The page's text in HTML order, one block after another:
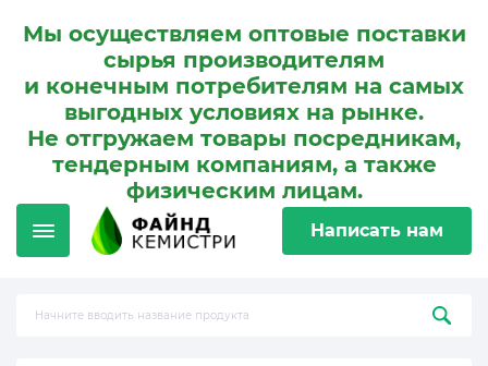
Мы осуществляем оптовые поставки
сырья производителям
и конечным потребителям на самых
выгодных условиях на рынке.
Не отгружаем товары посредникам,
тендерным компаниям, а также
физическим лицам.
Написать нам